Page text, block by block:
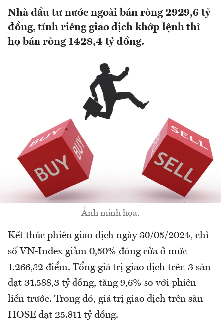
Nhà đầu tư nước ngoài bán ròng 2929,6 tỷ
đồng, tính riêng giao dịch khớp lệnh thì
họ bán ròng 1428,4 tỷ đồng.
Ảnh minh họa.
Kết thúc phiên giao dịch ngày 30/05/2024, chỉ
số VN-Index giảm 0,50% đóng cửa ở mức
1.266,32 điểm. Tổng giá trị giao dịch trên 3 sàn
đạt 31.588,3 tỷ đồng, tăng 9,6% so với phiên
liền trước. Trong đó, giá trị giao dịch trên sàn
HOSE đạt 25.811 tỷ đồng.